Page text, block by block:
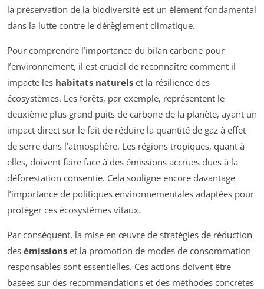
la préservation de la biodiversité est un élément fondamental
dans la lutte contre le dérèglement climatique.
Pour comprendre l’importance du bilan carbone pour
l’environnement, il est crucial de reconnaître comment il
impacte les habitats naturels et la résilience des
écosystèmes. Les forêts, par exemple, représentent le
deuxième plus grand puits de carbone de la planète, ayant un
impact direct sur le fait de réduire la quantité de gaz à effet
de serre dans l’atmosphère. Les régions tropiques, quant à
elles, doivent faire face à des émissions accrues dues à la
déforestation consentie. Cela souligne encore davantage
l’importance de politiques environnementales adaptées pour
protéger ces écosystèmes vitaux.
Par conséquent, la mise en œuvre de stratégies de réduction
des émissions et la promotion de modes de consommation
responsables sont essentielles. Ces actions doivent être
basées sur des recommandations et des méthodes concrètes